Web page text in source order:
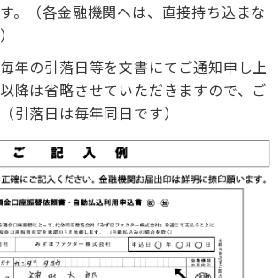
。（各金融機関へは、直接持ち込まな
年の引落日等を文書にてご通知申し上
降は省略させていただきますので、ご
引落日は毎年同日です）